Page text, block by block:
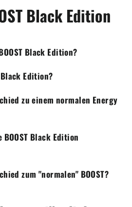
Black Edition
Black Edition?
Edition?
zu einem normalen Energy
Black Edition
zum "normalen" BOOST?